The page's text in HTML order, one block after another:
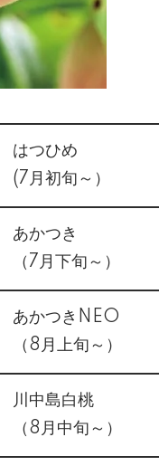
はつひめ
(7月初旬～）
あかつき
（7月下旬～）
あかつきNEO
（8月上旬～）
川中島白桃
（8月中旬～）